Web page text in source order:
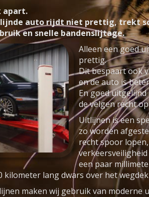
apart.
auto rijdt niet prettig, trekt
en snelle bandenslijtage.
Alleen een goed
prettig.
Dit bespaart ook
en de auto is
En goed
de velgen recht
Uitlijnen is een
zo worden
recht spoor
een paar
kilometer lang dwars over het
maken wij gebruik van moderne